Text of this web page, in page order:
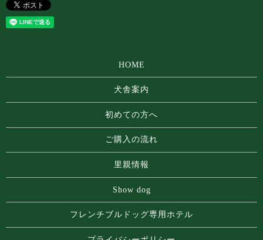
HOME
犬舎案内
初めての方へ
ご購入の流れ
里親情報
Show dog
フレンチブルドッグ専⽤ホテル